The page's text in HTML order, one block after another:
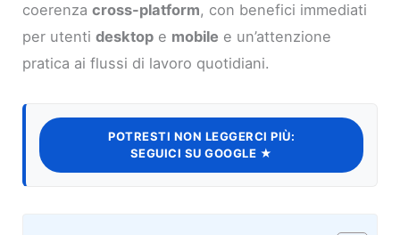
coerenzacross-platform, con benefici immediati
per utentidesktop e mobile e un’attenzione
pratica ai flussi di lavoro quotidiani.
POTRESTI NON LEGGERCI PIÙ:
SEGUICI SU GOOGLE ★